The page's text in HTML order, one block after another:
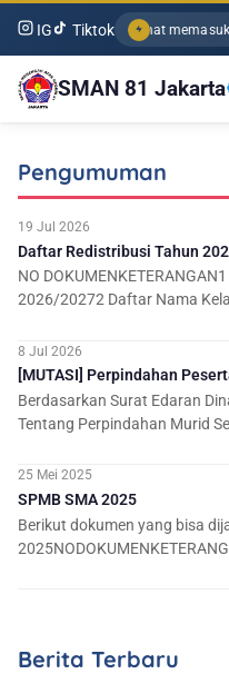
Selamat memasuki
IG Tiktok
SMAN 81 Jakarta
Pengumuman
19 Jul 2026
Daftar Redistribusi Tahun
NO
2026/20272 Daftar Nama Kelas XI T.A 2026/20273
8 Jul 2026
[MUTASI] Perpindahan
Berdasarkan Surat Edaran
Tentang Perpindahan Murid
25 Mei 2025
SPMB SMA 2025
Berikut dokumen yang bisa
Berita Terbaru